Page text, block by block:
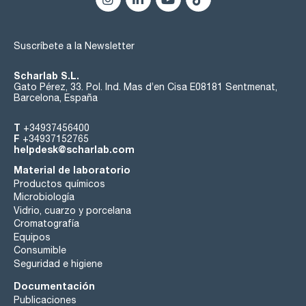
Suscríbete a la Newsletter
Scharlab S.L.
Gato Pérez, 33. Pol. Ind. Mas d’en Cisa E08181 Sentmenat,
Barcelona, España
T +34937456400
F +34937152765
helpdesk@scharlab.com
Material de laboratorio
Productos químicos
Microbiología
Vidrio, cuarzo y porcelana
Cromatografía
Equipos
Consumible
Seguridad e higiene
Documentación
Publicaciones